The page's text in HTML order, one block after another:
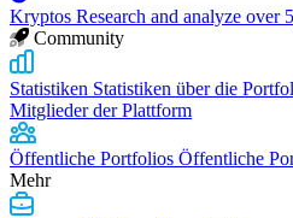
Kryptos Research and analyze over
Community
Statistiken Statistiken über die
Mitglieder der Plattform
Öffentliche Portfolios Öffentliche
Mehr